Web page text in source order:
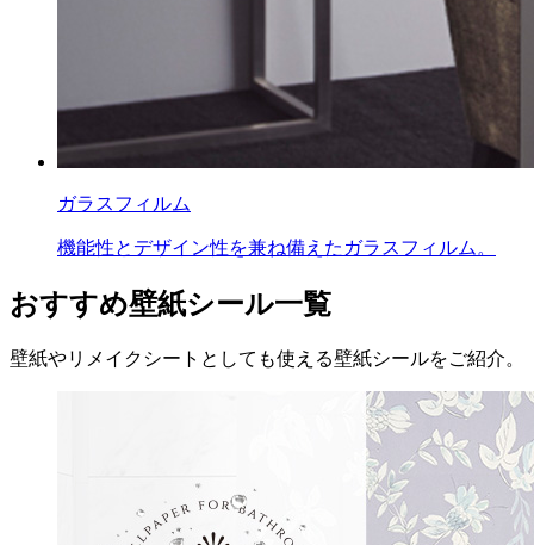
ガラスフィルム
機能性とデザイン性を兼ね備えたガラスフィルム。
おすすめ壁紙シール一覧
壁紙やリメイクシートとしても使える壁紙シールをご紹介。